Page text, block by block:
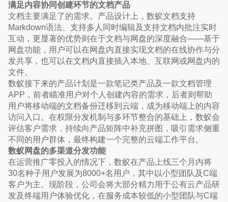
满足内容协同创建环节的文档产品
文档主要满足了的需求。产品设计上，数蚁文档支持
Markdown语法、支持多人同时编辑及支持文档内批注实时
互动，更显著的优势则在于文档与网盘的深度融合——基于
网盘功能，用户可以在网盘内直接实现文档的在线协作与分
发共享，也可以在文档内直接插入本地、互联网或网盘内的
文件。
数蚁接下来的产品计划是一款笔记类产品及一款文档管理
APP，前者瞄准用户对个人创建内容的需求，后者则帮助
用户将移动端的文档备份迁移到云端，成为移动端上的内容
访问入口。在权限分发机制与多环节整合的基础上，数蚁会
评估客户需求，持续向产品矩阵中补充拼图，吸引需求侧重
不同的用户群体，最终构建一个完整的云端工作平台。
数蚁网盘的多渠道分发功能
在运营推广零投入的情况下，数蚁在产品上线三个月内将
30名种子用户发展为8000+名用户，其中以小型团队及C端
客户为主。现阶段，公司会将大部分精力用于公有云产品研
发及终端用户体验优化，在服务成本较低的小型团队与C端